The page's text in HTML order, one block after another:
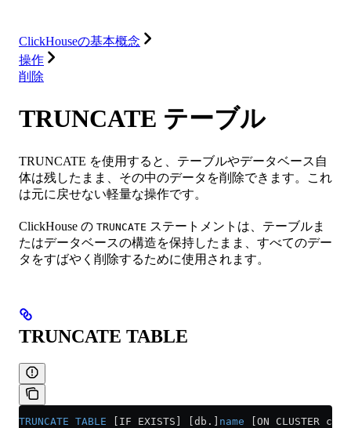
ClickHouseの基本概念
操作
削除
TRUNCATE テーブル
TRUNCATE を使用すると、テーブルやデータベース自
体は残したまま、その中のデータを削除できます。これ
は元に戻せない軽量な操作です。
ClickHouse の TRUNCATE ステートメントは、テーブルま
たはデータベースの構造を保持したまま、すべてのデー
タをすばやく削除するために使用されます。
TRUNCATE TABLE
TRUNCATE TABLE [IF EXISTS] [db.] name [ON CLUSTER